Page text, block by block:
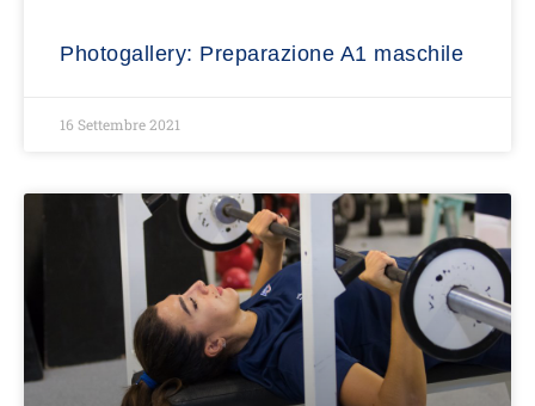
Photogallery: Preparazione A1 maschile
16 Settembre 2021